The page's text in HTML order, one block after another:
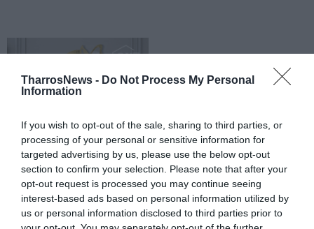
TharrosNews - Do Not Process My Personal
Information
If you wish to opt-out of the sale, sharing to third parties, or
processing of your personal or sensitive information for
targeted advertising by us, please use the below opt-out
section to confirm your selection. Please note that after your
opt-out request is processed you may continue seeing
interest-based ads based on personal information utilized by
us or personal information disclosed to third parties prior to